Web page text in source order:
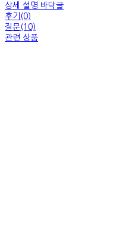
상세 설명 바닥글
후기(0)
질문(10)
관련 상품